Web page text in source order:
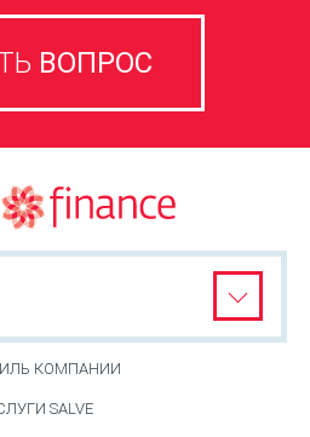
ВОПРОС
КОМПАНИИ
SALVE